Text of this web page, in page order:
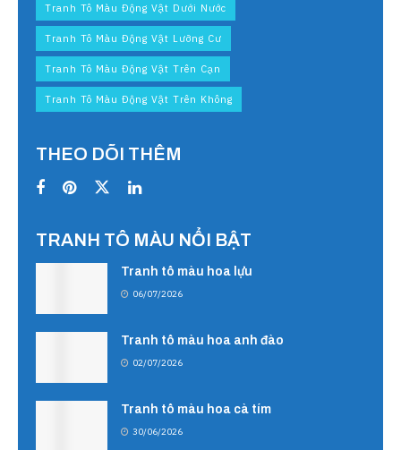
Tranh Tô Màu Động Vật Dưới Nước
Tranh Tô Màu Động Vật Lưỡng Cư
Tranh Tô Màu Động Vật Trên Cạn
Tranh Tô Màu Động Vật Trên Không
THEO DÕI THÊM
TRANH TÔ MÀU NỔI BẬT
Tranh tô màu hoa lựu
06/07/2026
Tranh tô màu hoa anh đào
02/07/2026
Tranh tô màu hoa cà tím
30/06/2026